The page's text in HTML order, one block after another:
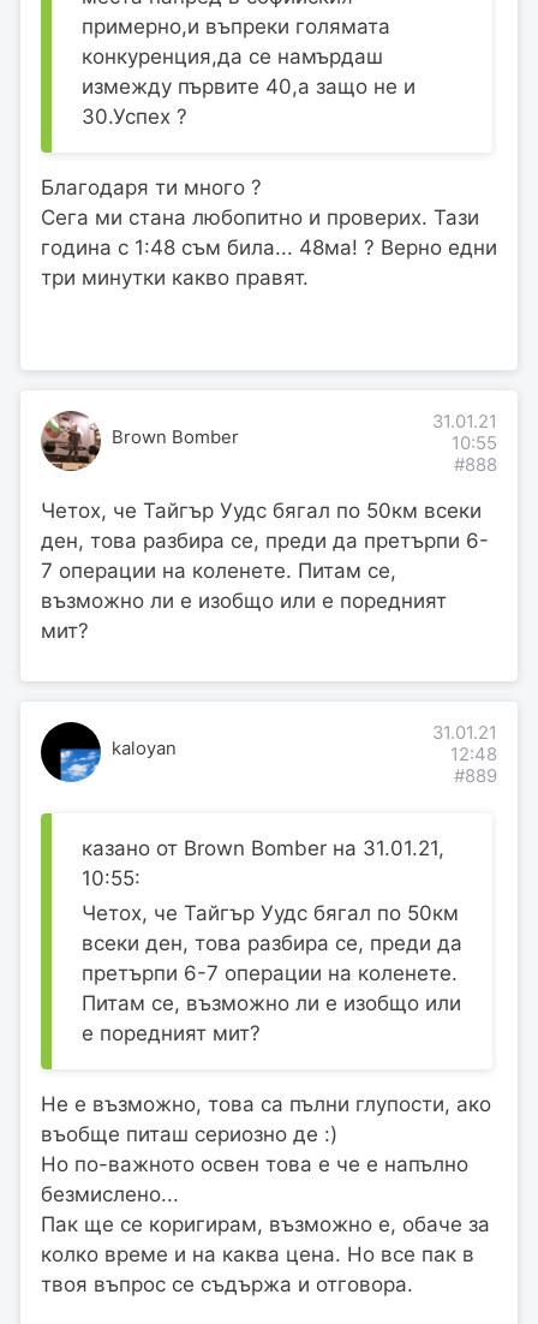
примерно,и въпреки голямата
конкуренция,да се намърдаш
измежду първите 40,а защо не и
30.Успех ?
Благодаря ти много ?
Сега ми стана любопитно и проверих. Тази
година с 1:48 съм била... 48ма! ? Верно едни
три минутки какво правят.
Brown Bomber
31.01.21
10:55
#888
Четох, че Тайгър Уудс бягал по 50км всеки
ден, това разбира се, преди да претърпи 6-
7 операции на коленете. Питам се,
възможно ли е изобщо или е поредният
мит?
kaloyan
31.01.21
12:48
#889
казано от Brown Bomber на 31.01.21,
10:55:
Четох, че Тайгър Уудс бягал по 50км
всеки ден, това разбира се, преди да
претърпи 6-7 операции на коленете.
Питам се, възможно ли е изобщо или
е поредният мит?
Не е възможно, това са пълни глупости, ако
въобще питаш сериозно де :)
Но по-важното освен това е че е напълно
безмислено...
Пак ще се коригирам, възможно е, обаче за
колко време и на каква цена. Но все пак в
твоя въпрос се съдържа и отговора.